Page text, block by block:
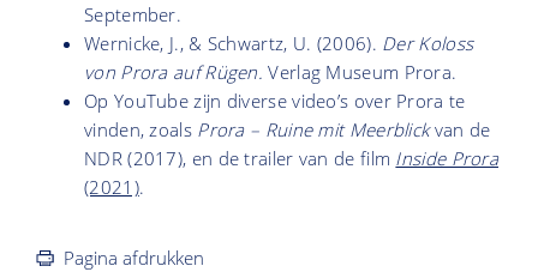
September.
Wernicke, J., & Schwartz, U. (2006). Der Koloss
von Prora auf Rügen. Verlag Museum Prora.
Op YouTube zijn diverse video’s over Prora te
vinden, zoals Prora – Ruine mit Meerblickvan de
NDR (2017), en de trailer van de film Inside Prora
(2021).
Pagina afdrukken